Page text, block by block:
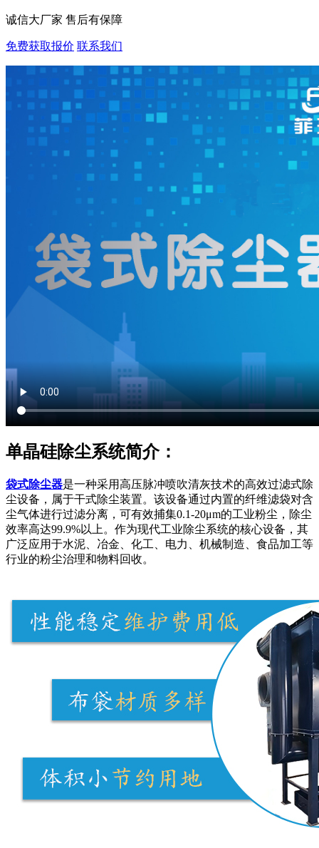
诚信大厂家 售后有保障
免费获取报价 联系我们
单晶硅除尘系统简介：
袋式除尘器是一种采用高压脉冲喷吹清灰技术的高效过滤式除
尘设备，属于干式除尘装置。该设备通过内置的纤维滤袋对含
尘气体进行过滤分离，可有效捕集0.1-20μm的工业粉尘，除尘
效率高达99.9%以上。作为现代工业除尘系统的核心设备，其
广泛应用于水泥、冶金、化工、电力、机械制造、食品加工等
行业的粉尘治理和物料回收。